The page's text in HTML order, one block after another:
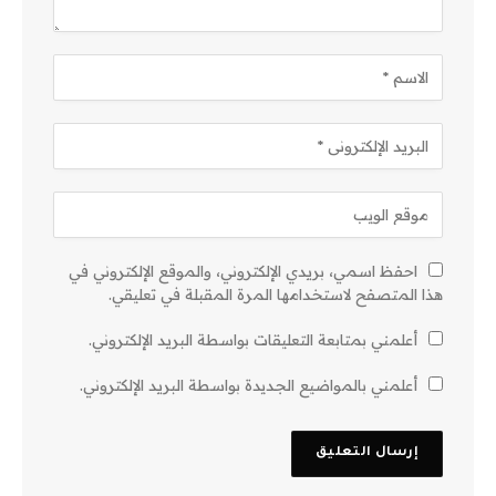
احفظ اسمي، بريدي الإلكتروني، والموقع الإلكتروني في
هذا المتصفح لاستخدامها المرة المقبلة في تعليقي.
أعلمني بمتابعة التعليقات بواسطة البريد الإلكتروني.
أعلمني بالمواضيع الجديدة بواسطة البريد الإلكتروني.